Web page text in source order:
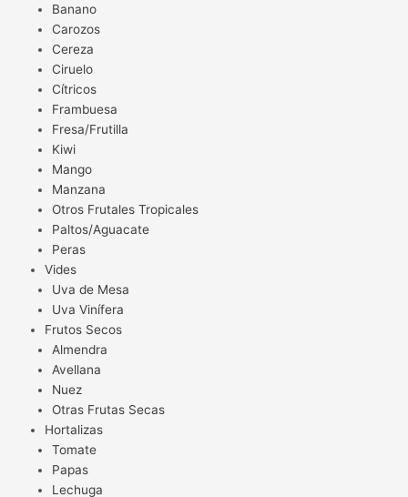
Banano
Carozos
Cereza
Ciruelo
Cítricos
Frambuesa
Fresa/Frutilla
Kiwi
Mango
Manzana
Otros Frutales Tropicales
Paltos/Aguacate
Peras
Vides
Uva de Mesa
Uva Vinífera
Frutos Secos
Almendra
Avellana
Nuez
Otras Frutas Secas
Hortalizas
Tomate
Papas
Lechuga